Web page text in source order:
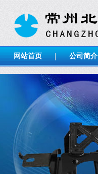
网站首页 公司简介